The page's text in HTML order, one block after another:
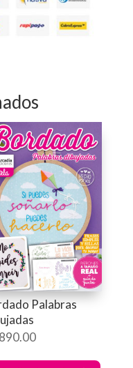
Palabras